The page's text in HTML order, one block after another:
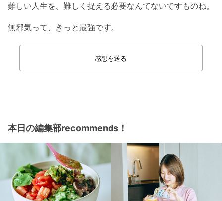
難しい人生を、難しく捉える必要なんてないですものね。
無邪気って、きっと最強です。
感想を送る
本日の編集部recommends！